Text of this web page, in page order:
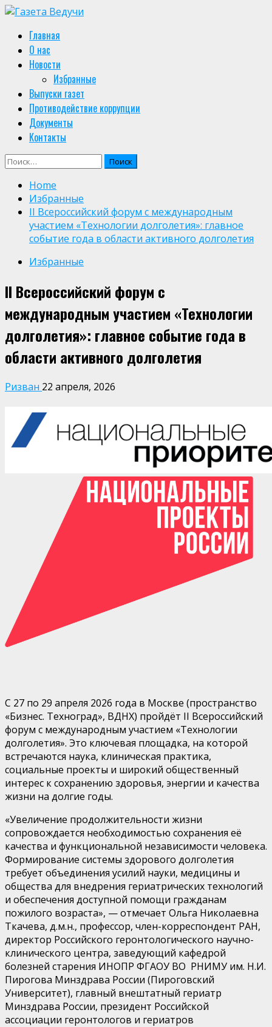
Skip
content
Primary
Menu
Главная
О нас
Новости
Избранные
Выпуски газет
Противодействие коррупции
Документы
Контакты
Найти:
Home
Избранные
II Всероссийский форум с международным
участием «Технологии долголетия»: главное
событие года в области активного долголетия
Избранные
II Всероссийский форум с
международным участием «Технологии
долголетия»: главное событие года в
области активного долголетия
Ризван 22 апреля, 2026
С 27 по 29 апреля 2026 года в Москве (пространство
«Бизнес. Техноград», ВДНХ) пройдёт II Всероссийский
форум с международным участием «Технологии
долголетия». Это ключевая площадка, на которой
встречаются наука, клиническая практика,
социальные проекты и широкий общественный
интерес к сохранению здоровья, энергии и качества
жизни на долгие годы.
«Увеличение продолжительности жизни
сопровождается необходимостью сохранения её
качества и функциональной независимости человека.
Формирование системы здорового долголетия
требует объединения усилий науки, медицины и
общества для внедрения гериатрических технологий
и обеспечения доступной помощи гражданам
пожилого возраста», — отмечает Ольга Николаевна
Ткачева, д.м.н., профессор, член-корреспондент РАН,
директор Российского геронтологического научно-
клинического центра, заведующий кафедрой
болезней старения ИНОПР ФГАОУ ВО РНИМУ им. Н.И.
Пирогова Минздрава России (Пироговский
Университет), главный внештатный гериатр
Минздрава России, президент Российской
ассоциации геронтологов и гериатров